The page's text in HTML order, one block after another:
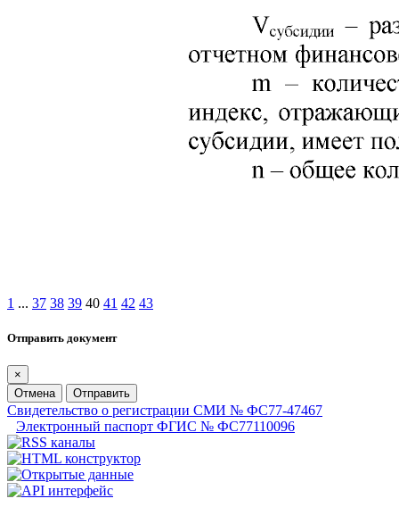
1 ... 37 38 39 40 41 42 43
Отправить документ
×
Отмена
Отправить
Свидетельство о регистрации СМИ № ФС77-47467
Электронный паспорт ФГИС № ФС77110096